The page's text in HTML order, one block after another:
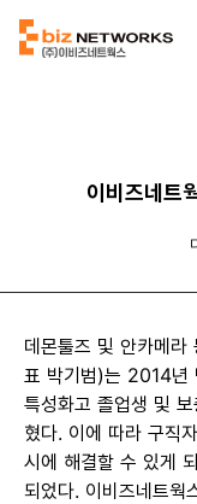
이비즈네트
데몬툴즈 및 안카메라
표 박기범)는 2014년
특성화고 졸업생 및
혔다. 이에 따라 구직
시에 해결할 수 있게
되었다. 이비즈네트웍